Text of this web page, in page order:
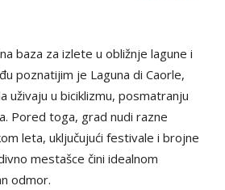
baza za izlete u obližnje lagune i
poznatijim je Laguna di Caorle,
uživaju u biciklizmu, posmatranju
Pored toga, grad nudi razne
leta, uključujući festivale i brojne
mestašce čini idealnom
odmor.